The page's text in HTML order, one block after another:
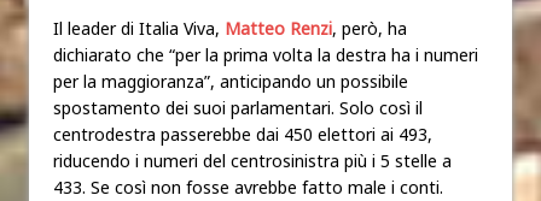
Il leader di Italia Viva, Matteo Renzi, però, ha
dichiarato che “per la prima volta la destra ha i numeri
per la maggioranza”, anticipando un possibile
spostamento dei suoi parlamentari. Solo così il
centrodestra passerebbe dai 450 elettori ai 493,
riducendo i numeri del centrosinistra più i 5 stelle a
433. Se così non fosse avrebbe fatto male i conti.